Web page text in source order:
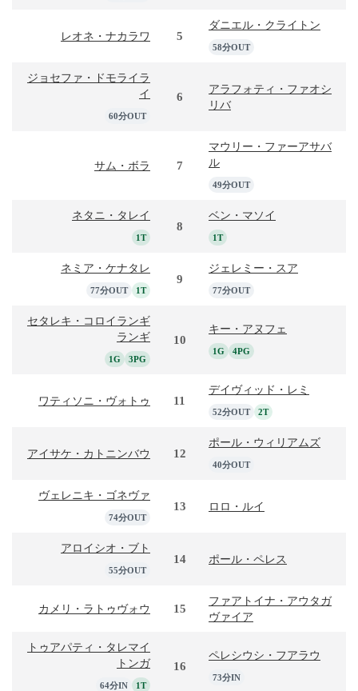
レオネ・ナカラワ 5
ダニエル・クライトン
58分OUT
ジョセファ・ドモライラ
イ
60分OUT
6
アラフォティ・ファオシ
リバ
サム・ボラ 7
マウリー・ファーアサバ
ル
49分OUT
ネタニ・タレイ
1T
8
ベン・マソイ
1T
ネミア・ケナタレ
77分OUT 1T
9
ジェレミー・スア
77分OUT
セタレキ・コロイランギ
ランギ
1G 3PG
10
キー・アヌフェ
1G 4PG
ワティソニ・ヴォトゥ 11
デイヴィッド・レミ
52分OUT 2T
アイサケ・カトニンバウ 12
ポール・ウィリアムズ
40分OUT
ヴェレニキ・ゴネヴァ
74分OUT
13 ロロ・ルイ
アロイシオ・ブト
55分OUT
14 ポール・ペレス
カメリ・ラトゥヴォウ 15
ファアトイナ・アウタガ
ヴァイア
トゥアパティ・タレマイ
トンガ
64分IN 1T
16
ペレシウシ・フアラウ
73分IN